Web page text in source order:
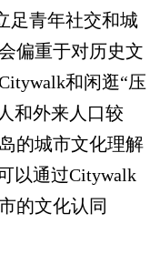
足青年社交和城
偏重于对历史文
和闲逛“压
和外来人口较
的城市文化理解
以通过Citywalk
的文化认同